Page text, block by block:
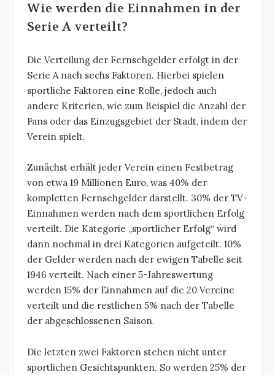
Wie werden die Einnahmen in der
Serie A verteilt?
Die Verteilung der Fernsehgelder erfolgt in der
Serie A nach sechs Faktoren. Hierbei spielen
sportliche Faktoren eine Rolle, jedoch auch
andere Kriterien, wie zum Beispiel die Anzahl der
Fans oder das Einzugsgebiet der Stadt, indem der
Verein spielt.
Zunächst erhält jeder Verein einen Festbetrag
von etwa 19 Millionen Euro, was 40% der
kompletten Fernsehgelder darstellt. 30% der TV-
Einnahmen werden nach dem sportlichen Erfolg
verteilt. Die Kategorie „sportlicher Erfolg“ wird
dann nochmal in drei Kategorien aufgeteilt. 10%
der Gelder werden nach der ewigen Tabelle seit
1946 verteilt. Nach einer 5-Jahreswertung
werden 15% der Einnahmen auf die 20 Vereine
verteilt und die restlichen 5% nach der Tabelle
der abgeschlossenen Saison.
Die letzten zwei Faktoren stehen nicht unter
sportlichen Gesichtspunkten. So werden 25% der